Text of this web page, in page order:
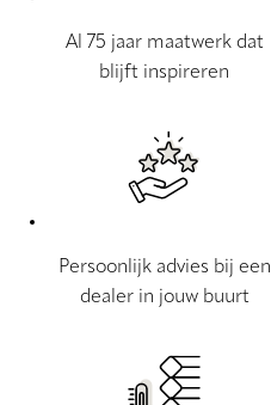
Al 75 jaar maatwerk dat
blijft inspireren
Persoonlijk advies bij een
dealer in jouw buurt